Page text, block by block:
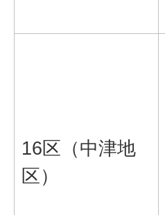
16区（中津地
区）